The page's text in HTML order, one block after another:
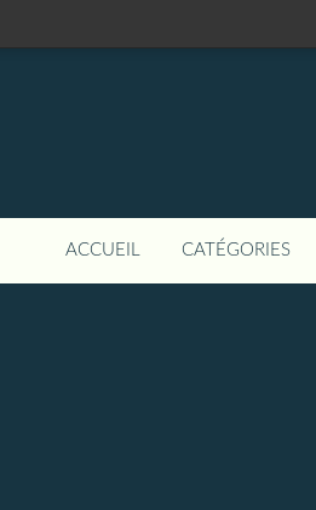
ACCUEIL CATÉGORIES